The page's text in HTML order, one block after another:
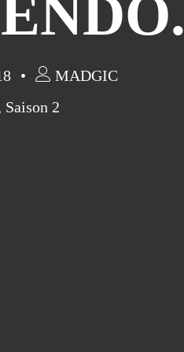
MADGIC
Saison 2